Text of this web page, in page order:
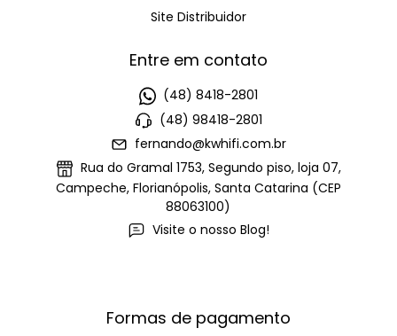
Site Distribuidor
Entre em contato
(48) 8418-2801
(48) 98418-2801
fernando@kwhifi.com.br
Rua do Gramal 1753, Segundo piso, loja 07,
Campeche, Florianópolis, Santa Catarina (CEP
88063100)
Visite o nosso Blog!
Formas de pagamento